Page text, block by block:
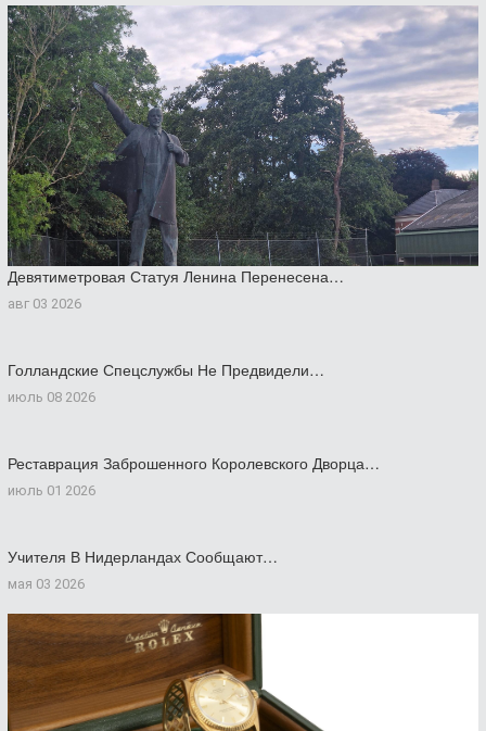
Девятиметровая Статуя Ленина Перенесена…
авг 03 2026
Голландские Спецслужбы Не Предвидели…
июль 08 2026
Реставрация Заброшенного Королевского Дворца…
июль 01 2026
Учителя В Нидерландах Сообщают…
мая 03 2026